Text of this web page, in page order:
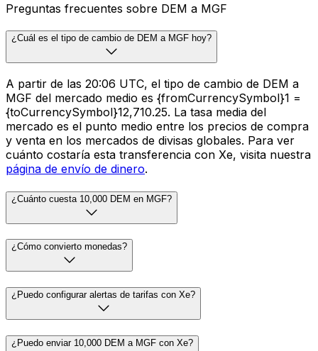
Preguntas frecuentes sobre DEM a MGF
¿Cuál es el tipo de cambio de DEM a MGF hoy?
A partir de las 20:06 UTC, el tipo de cambio de DEM a
MGF del mercado medio es {fromCurrencySymbol}1 =
{toCurrencySymbol}12,710.25. La tasa media del
mercado es el punto medio entre los precios de compra
y venta en los mercados de divisas globales. Para ver
cuánto costaría esta transferencia con Xe, visita nuestra
página de envío de dinero.
¿Cuánto cuesta 10,000 DEM en MGF?
¿Cómo convierto monedas?
¿Puedo configurar alertas de tarifas con Xe?
¿Puedo enviar 10,000 DEM a MGF con Xe?